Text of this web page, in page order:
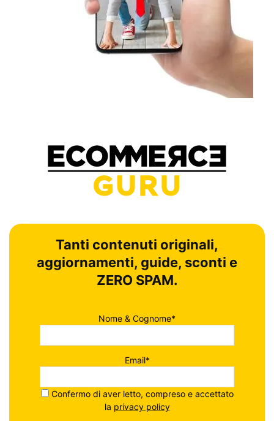
Tanti contenuti originali,
aggiornamenti, guide, sconti e
ZERO SPAM.
Nome & Cognome*
Email*
Confermo di aver letto, compreso e accettato
la privacy policy